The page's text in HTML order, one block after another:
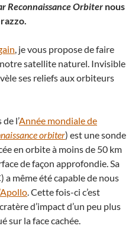
Reconnaissance Orbiter nous
, je vous propose de faire
satellite naturel. Invisible
ses reliefs aux orbiteurs
l’Année mondiale de
orbiter) est une sonde
en orbite à moins de 50 km
de façon approfondie. Sa
même été capable de nous
. Cette fois-ci c’est
d’impact d’un peu plus
sur la face cachée.